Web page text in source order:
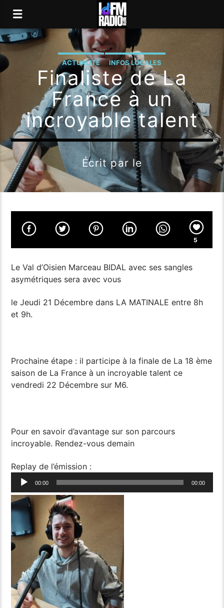
ACTUALITÉ INFOS LOCALES
Finaliste de La
France à un
incroyable talent
Écrit par le
5
Le Val d’Oisien Marceau BIDAL avec ses sangles
asymétriques sera avec vous
le Jeudi 21 Décembre dans LA MATINALE entre 8h
et 9h.
Prochaine étape : il participe à la finale de La 18 ème
saison de La France à un incroyable talent ce
vendredi 22 Décembre sur M6.
Pour en savoir d’avantage sur son parcours
incroyable. Rendez-vous demain
Replay de l’émission :
Lecteur
audio
00:00 00:00